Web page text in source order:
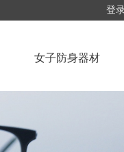
登
女子防身器材